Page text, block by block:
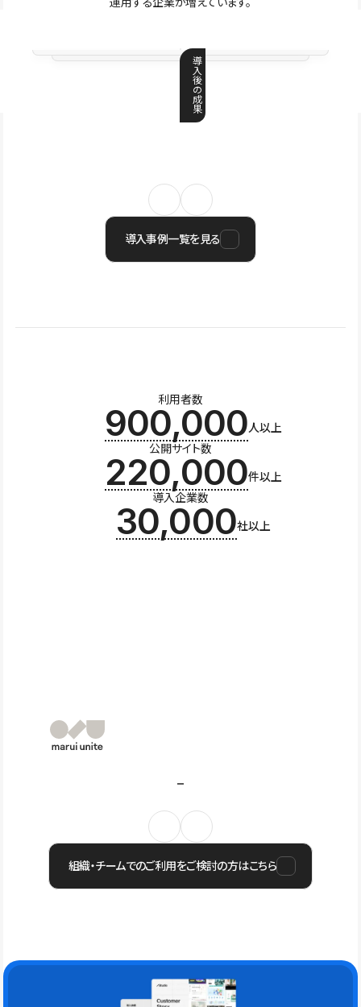
導
入
後
の
成
果
導入事例一覧を見る
利用者数
900,000人以上
公開サイト数
220,000件以上
導入企業数
30,000社以上
組織・チームでのご利用をご検討の方はこちら